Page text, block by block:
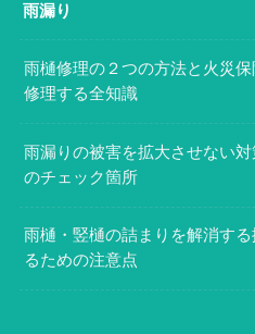
雨漏り
雨樋修理の２つの方法と火災
修理する全知識
雨漏りの被害を拡大させない
のチェック箇所
雨樋・竪樋の詰まりを解消す
るための注意点